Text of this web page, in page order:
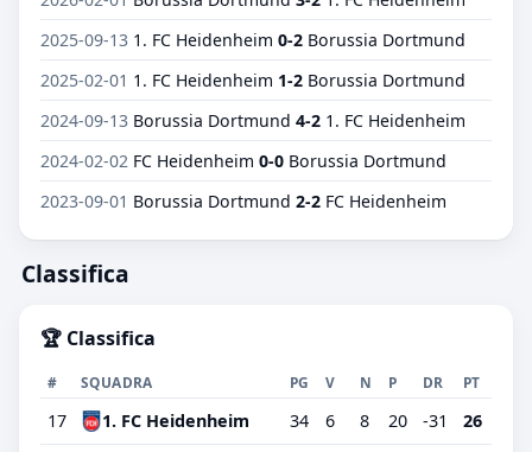
2025-09-13 1. FC Heidenheim 0-2 Borussia Dortmund
2025-02-01 1. FC Heidenheim 1-2 Borussia Dortmund
2024-09-13 Borussia Dortmund 4-2 1. FC Heidenheim
2024-02-02 FC Heidenheim 0-0 Borussia Dortmund
2023-09-01 Borussia Dortmund 2-2 FC Heidenheim
Classifica
🏆 Classifica
# SQUADRA PG V N P DR PT
17 1. FC Heidenheim 34 6 8 20 -31 26